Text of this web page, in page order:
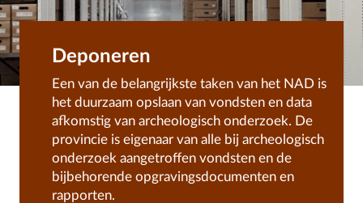
Deponeren
Een van de belangrijkste taken van het NAD is
het duurzaam opslaan van vondsten en data
afkomstig van archeologisch onderzoek. De
provincie is eigenaar van alle bij archeologisch
onderzoek aangetroffen vondsten en de
bijbehorende opgravingsdocumenten en
rapporten.